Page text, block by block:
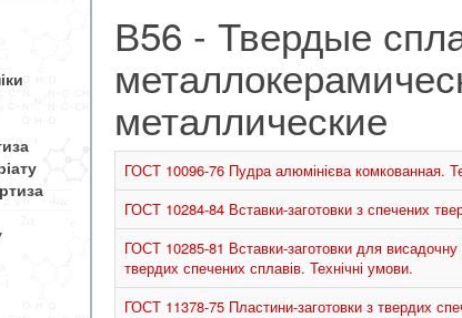
В56 - Твердые
металлические
ГОСТ 10096-76 Пудра алюмінієва комкованная.
ГОСТ 10284-84 Вставки-заготовки з спечених
ГОСТ 10285-81 Вставки-заготовки для висадочну
твердих спечених сплавів. Технічні умови.
ГОСТ 11378-75 Пластини-заготовки з твердих